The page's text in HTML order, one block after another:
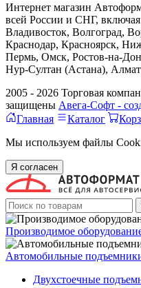
Интернет магазин
всей России и СНГ,
Владивосток, Волгоград,
Краснодар, Красноярск,
Пермь, Омск, Ростов-на-
Нур-Султан (Астана),
2005 - 2026 Торговая
защищены Авега-Софт -
Главная
Каталог
Мы используем файлы
Я согласен
Производимое
Автомобильные
Двухстоечные